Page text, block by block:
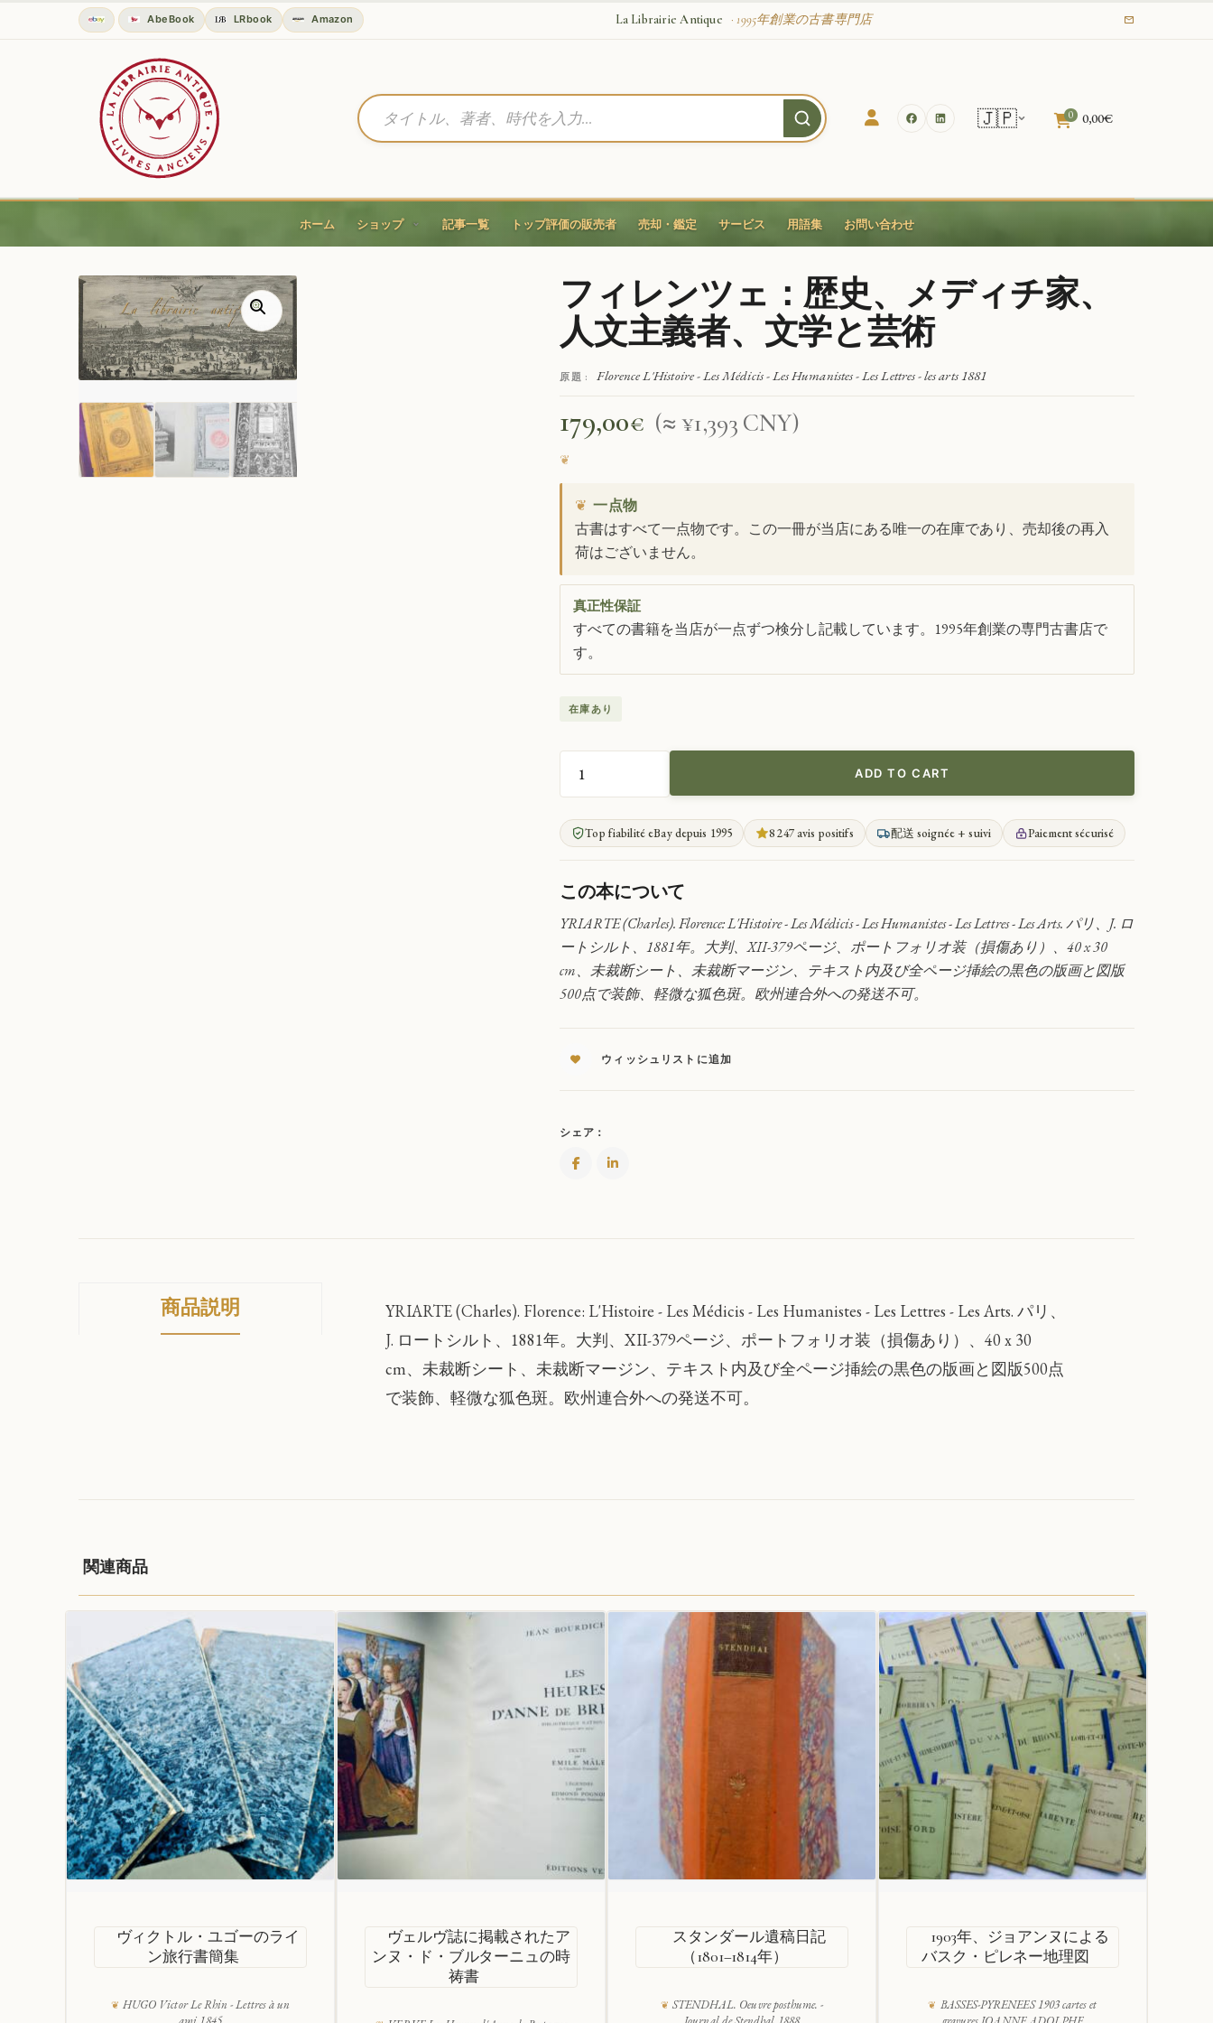
AbeBook LRbook Amazon La Librairie Antique · 1995年創業の古書専門店
🇯🇵 0 0,00€
ホーム ショップ 記事一覧 トップ評価の販売者 売却・鑑定 サービス 用語集 お問い合わせ
フィレンツェ：歴史、メディチ家、
人文主義者、文学と芸術
原題 : Florence L'Histoire - Les Médicis - Les Humanistes - Les Lettres - les arts 1881
179,00€ (≈ ¥1,393 CNY)
❦ 一点物
古書はすべて一点物です。この一冊が当店にある唯一の在庫であり、売却後の再入
荷はございません。
真正性保証
すべての書籍を当店が一点ずつ検分し記載しています。1995年創業の専門古書店で
す。
在庫あり
ィ
レ
ン
ツ
歴
史、
ィ
チ
人
と
ADD TO CART
Top fiabilité eBay depuis 1995 8 247 avis positifs 配送 soignée + suivi Paiement sécurisé
この本について
YRIARTE (Charles). Florence: L'Histoire - Les Médicis - Les Humanistes - Les Lettres - Les Arts. パリ、J. ロ
ートシルト、1881年。大判、XII-379ページ、ポートフォリオ装（損傷あり）、40 x 30
cm、未裁断シート、未裁断マージン、テキスト内及び全ページ挿絵の黒色の版画と図版
500点で装飾、軽微な狐色斑。欧州連合外への発送不可。
ウィッシュリストに追加
シェア：
商品説明
YRIARTE (Charles). Florence: L'Histoire - Les Médicis - Les Humanistes - Les Lettres - Les Arts. パリ、
J. ロートシルト、1881年。大判、XII-379ページ、ポートフォリオ装（損傷あり）、40 x 30
cm、未裁断シート、未裁断マージン、テキスト内及び全ページ挿絵の黒色の版画と図版500点
で装飾、軽微な狐色斑。欧州連合外への発送不可。
関連商品
ヴィクトル・ユゴーのライ
ン旅行書簡集
HUGO Victor Le Rhin - Lettres à un
ヴェルヴ誌に掲載されたア
ンヌ・ド・ブルターニュの時
祷書
スタンダール遺稿日記
（1801–1814年）
STENDHAL. Oeuvre posthume. -
1903年、ジョアンヌによる
バスク・ピレネー地理図
BASSES-PYRENEES 1903 cartes et